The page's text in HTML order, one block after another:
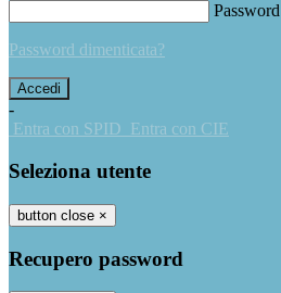
Password
Password dimenticata?
-
Entra con SPID Entra con CIE
Seleziona utente
button close ×
Recupero password